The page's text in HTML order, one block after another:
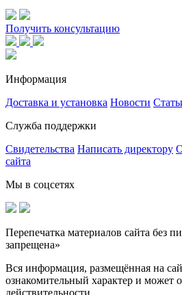
Получить консультацию
Информация
Доставка и установка Новости
Служба поддержки
Свидетельства Написать директору
сайта
Мы в соцсетях
Перепечатка материалов сайта без
запрещена»
Вся информация, размещённая на
ознакомительный характер и может
действительности.